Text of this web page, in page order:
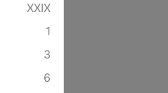
XXIX
1
3
6